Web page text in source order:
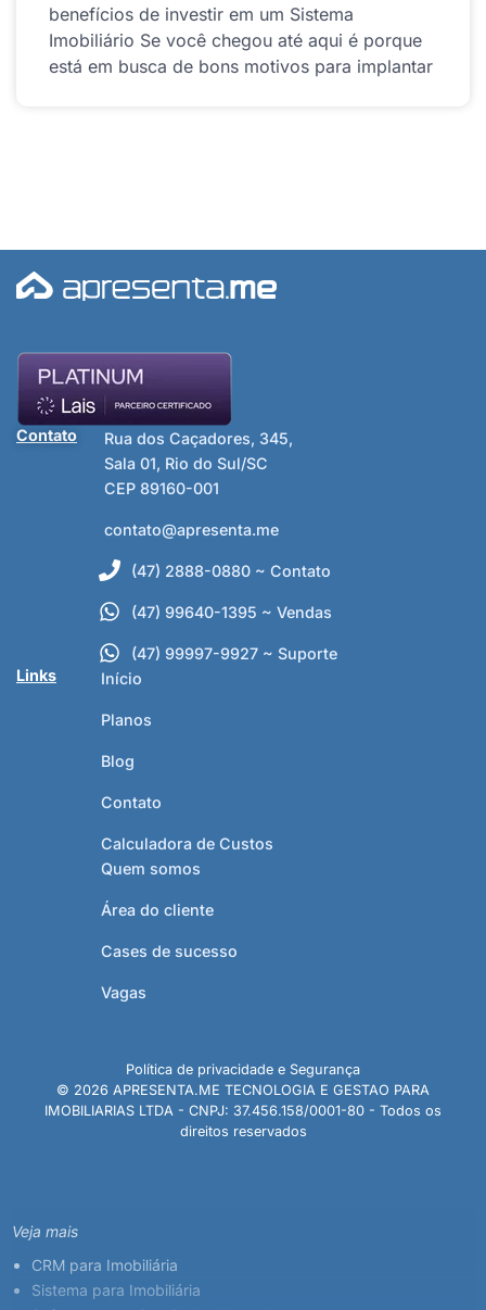
benefícios de investir em um Sistema
Imobiliário Se você chegou até aqui é porque
está em busca de bons motivos para implantar
Contato
Rua dos Caçadores, 345,
Sala 01, Rio do Sul/SC
CEP 89160-001
contato@apresenta.me
(47) 2888-0880 ~ Contato
(47) 99640-1395 ~ Vendas
(47) 99997-9927 ~ Suporte
Links
Início
Planos
Blog
Contato
Calculadora de Custos
Quem somos
Área do cliente
Cases de sucesso
Vagas
© 2026 APRESENTA.ME TECNOLOGIA E GESTAO PARA
IMOBILIARIAS LTDA - CNPJ: 37.456.158/0001-80 - Todos os
direitos reservados
Política de privacidade e Segurança
Veja mais
CRM para Imobiliária
Sistema para Imobiliária